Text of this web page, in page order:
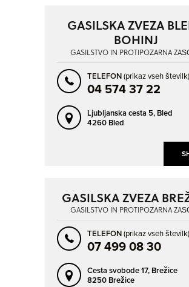
GASILSKA ZVEZA
BOHINJ
GASILSTVO IN PROTIPOŽARNA
TELEFON(prikaz vseh številk)
04 574 37 22
Ljubljanska cesta 5, Bled
4260 Bled
GASILSKA ZVEZA
GASILSTVO IN PROTIPOŽARNA
TELEFON(prikaz vseh številk)
07 499 08 30
Cesta svobode 17, Brežice
8250 Brežice